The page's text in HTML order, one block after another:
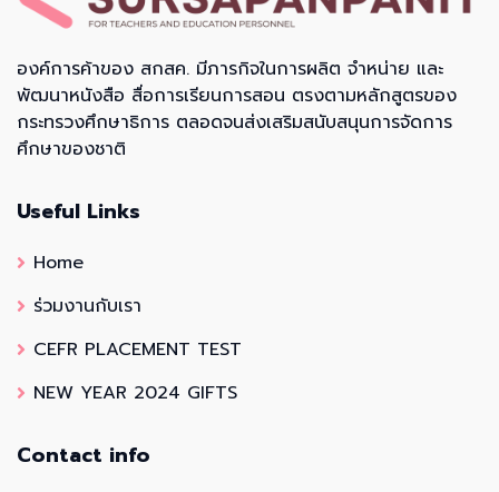
องค์การค้าของ สกสค. มีภารกิจในการผลิต จำหน่าย และ
พัฒนาหนังสือ สื่อการเรียนการสอน ตรงตามหลักสูตรของ
กระทรวงศึกษาธิการ ตลอดจนส่งเสริมสนับสนุนการจัดการ
ศึกษาของชาติ
Useful Links
Home
ร่วมงานกับเรา
CEFR PLACEMENT TEST
NEW YEAR 2024 GIFTS
Contact info